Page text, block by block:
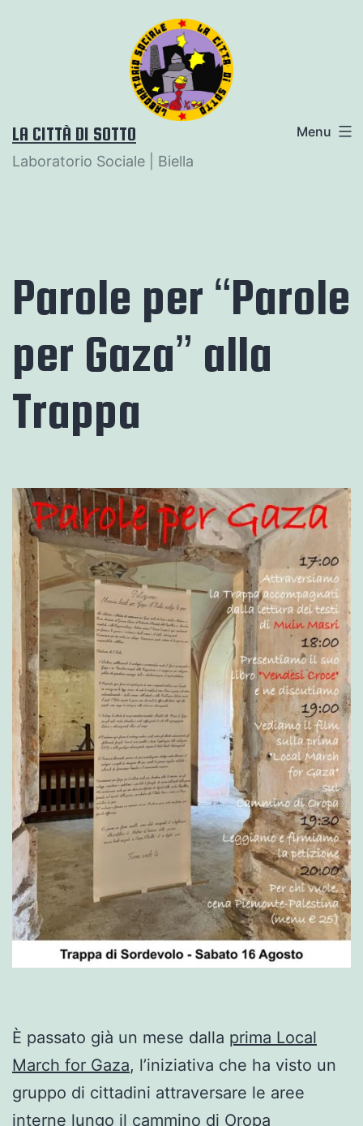
LA CITTÀ DI SOTTO
Laboratorio Sociale | Biella
Menu
Parole per “Parole
per Gaza” alla
Trappa
È passato già un mese dalla prima Local
March for Gaza, l’iniziativa che ha visto un
gruppo di cittadini attraversare le aree
interne lungo il cammino di Oropa